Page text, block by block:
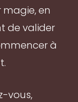
en
de valider
à
vous,